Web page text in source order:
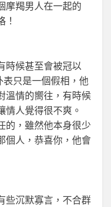
摩羯男人在一起的
！
候甚至會被冠以
表只是一個假相，他
溫情的嚮往，有時候
情人覺得很不爽。
，雖然他本身很少
個人，恭喜你，他會
沉默寡言，不合群